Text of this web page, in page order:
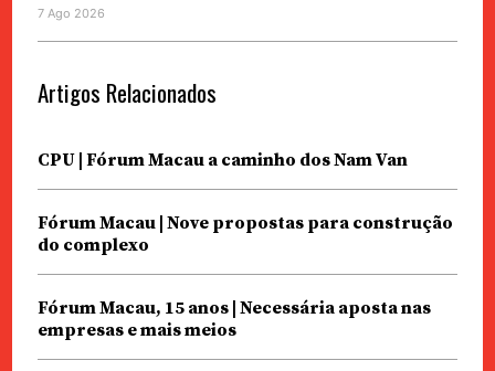
7 Ago 2026
Artigos Relacionados
CPU | Fórum Macau a caminho dos Nam Van
Fórum Macau | Nove propostas para construção
do complexo
Fórum Macau, 15 anos | Necessária aposta nas
empresas e mais meios